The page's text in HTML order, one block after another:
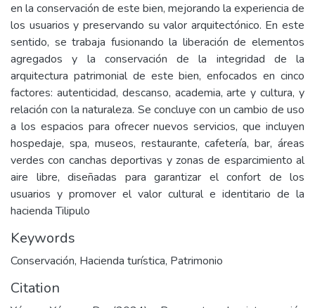
en la conservación de este bien, mejorando la experiencia de
los usuarios y preservando su valor arquitectónico. En este
sentido, se trabaja fusionando la liberación de elementos
agregados y la conservación de la integridad de la
arquitectura patrimonial de este bien, enfocados en cinco
factores: autenticidad, descanso, academia, arte y cultura, y
relación con la naturaleza. Se concluye con un cambio de uso
a los espacios para ofrecer nuevos servicios, que incluyen
hospedaje, spa, museos, restaurante, cafetería, bar, áreas
verdes con canchas deportivas y zonas de esparcimiento al
aire libre, diseñadas para garantizar el confort de los
usuarios y promover el valor cultural e identitario de la
hacienda Tilipulo
Keywords
Conservación, Hacienda turística, Patrimonio
Citation